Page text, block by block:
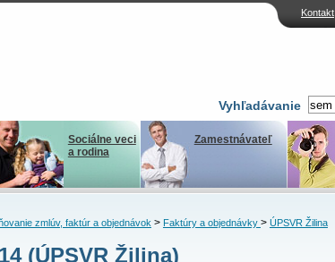
Kontakt
Vyhľadávanie
Sociálne veci
a rodina
Zamestnávateľ
zmlúv, faktúr a objednávok> Faktúry a objednávky > ÚPSVR Žilina
(ÚPSVR Žilina)